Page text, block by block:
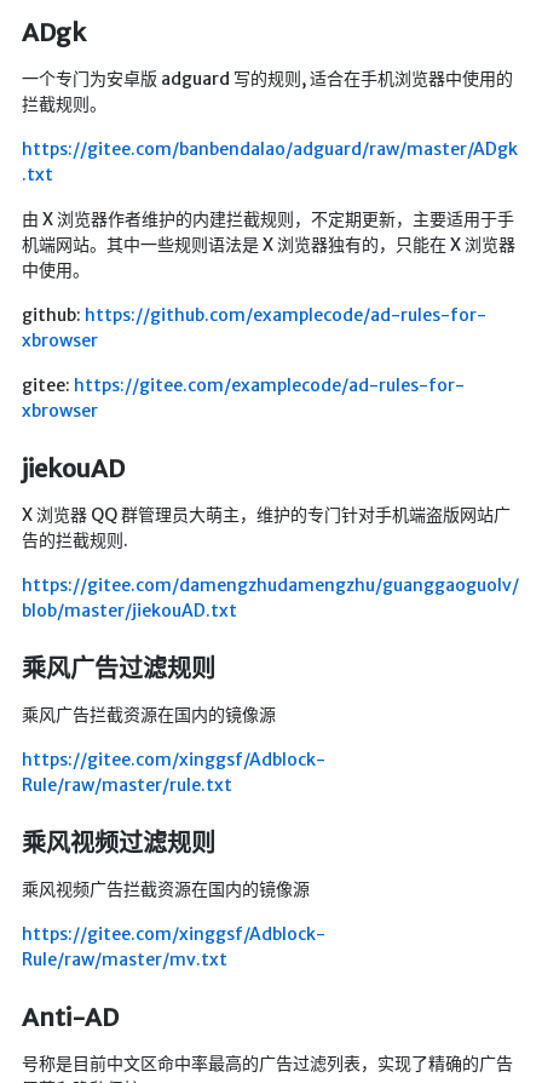
ADgk
一个专门为安卓版 adguard 写的规则, 适合在手机浏览器中使用的
拦截规则。
https://gitee.com/banbendalao/adguard/raw/master/ADgk
.txt
由 X 浏览器作者维护的内建拦截规则，不定期更新，主要适用于手
机端网站。其中一些规则语法是 X 浏览器独有的，只能在 X 浏览器
中使用。
github: https://github.com/examplecode/ad-rules-for-
xbrowser
gitee: https://gitee.com/examplecode/ad-rules-for-
xbrowser
jiekouAD
X 浏览器 QQ 群管理员大萌主，维护的专门针对手机端盗版网站广
告的拦截规则.
https://gitee.com/damengzhudamengzhu/guanggaoguolv/
blob/master/jiekouAD.txt
乘风广告过滤规则
乘风广告拦截资源在国内的镜像源
https://gitee.com/xinggsf/Adblock-
Rule/raw/master/rule.txt
乘风视频过滤规则
乘风视频广告拦截资源在国内的镜像源
https://gitee.com/xinggsf/Adblock-
Rule/raw/master/mv.txt
Anti-AD
号称是目前中文区命中率最高的广告过滤列表，实现了精确的广告
影视无广告
在线影视 备用1
英美日韩剧
导航站
电影下载
📺在线电视
盒子软件
盒子软件国内下载
软件接口
🎵音乐播放
器
随便听听
音乐下载
音乐下载备用一
无损音乐下载